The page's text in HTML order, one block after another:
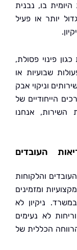
נבנית
או פעיל
פסולת,
או
אבק
של
אנחנו
לא
נעימים
של